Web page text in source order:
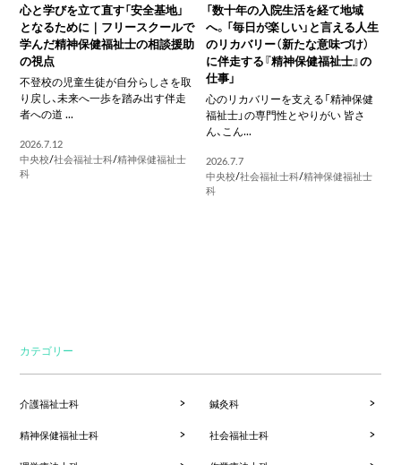
心と学びを立て直す「安全基地」
となるために｜フリースクールで
学んだ精神保健福祉士の相談援助
の視点
不登校の児童生徒が自分らしさを取
り戻し、未来へ一歩を踏み出す伴走
者への道 ...
2026.7.12
中央校/社会福祉士科/精神保健福祉士
科
「数十年の入院生活を経て地域
へ。「毎日が楽しい」と言える人生
のリカバリー（新たな意味づけ）
に伴走する『精神保健福祉士』の
仕事」
心のリカバリーを支える「精神保健
福祉士」の専門性とやりがい 皆さ
ん、こん...
2026.7.7
中央校/社会福祉士科/精神保健福祉士
科
カテゴリー
介護福祉士科 鍼灸科
精神保健福祉士科 社会福祉士科